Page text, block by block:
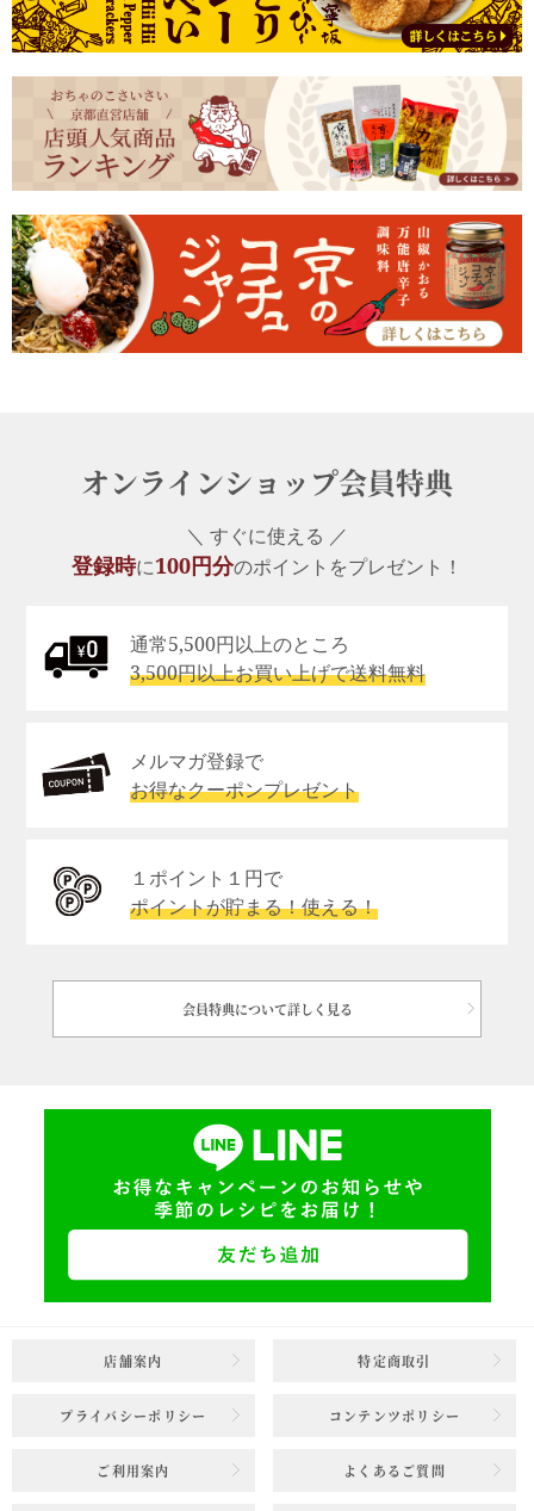
オンラインショップ会員特典
＼ すぐに使える ／
登録時に100円分のポイントをプレゼント！
通常5,500円以上のところ
3,500円以上お買い上げで送料無料
メルマガ登録で
お得なクーポンプレゼント
１ポイント１円で
ポイントが貯まる！使える！
会員特典について詳しく見る
店舗案内 特定商取引
プライバシーポリシー コンテンツポリシー
ご利用案内 よくあるご質問